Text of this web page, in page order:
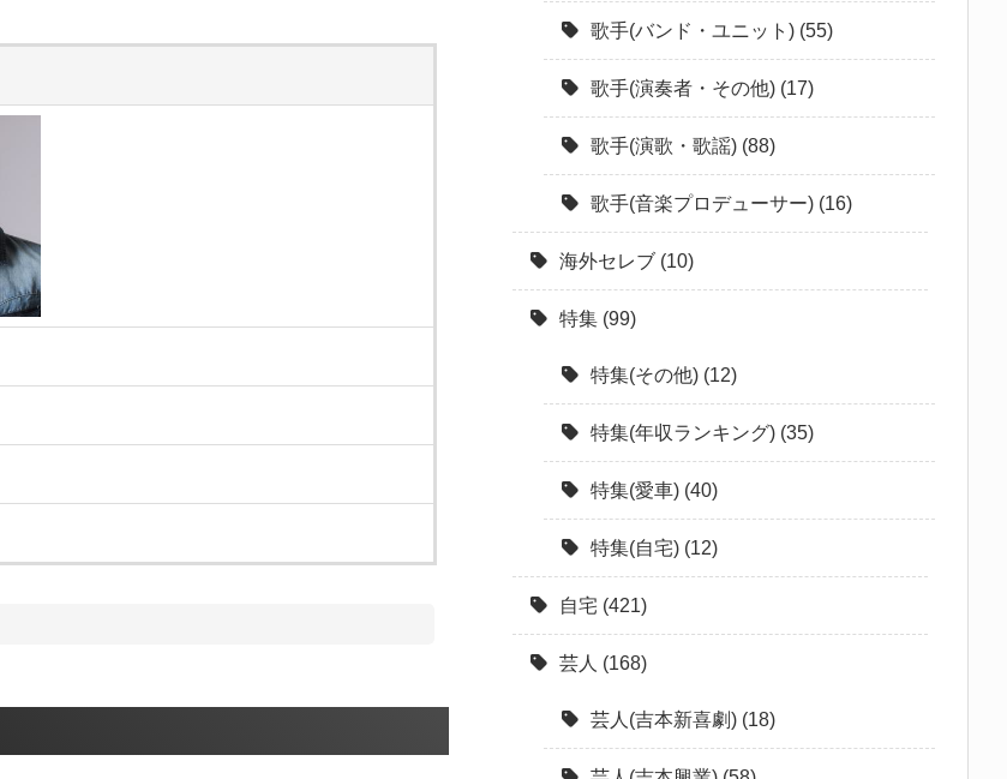
歌手(バンド・ユニット) (55)
歌手(演奏者・その他) (17)
歌手(演歌・歌謡) (88)
歌手(音楽プロデューサー) (16)
海外セレブ (10)
特集 (99)
特集(その他) (12)
特集(年収ランキング) (35)
特集(愛車) (40)
特集(自宅) (12)
自宅 (421)
芸人 (168)
芸人(吉本新喜劇) (18)